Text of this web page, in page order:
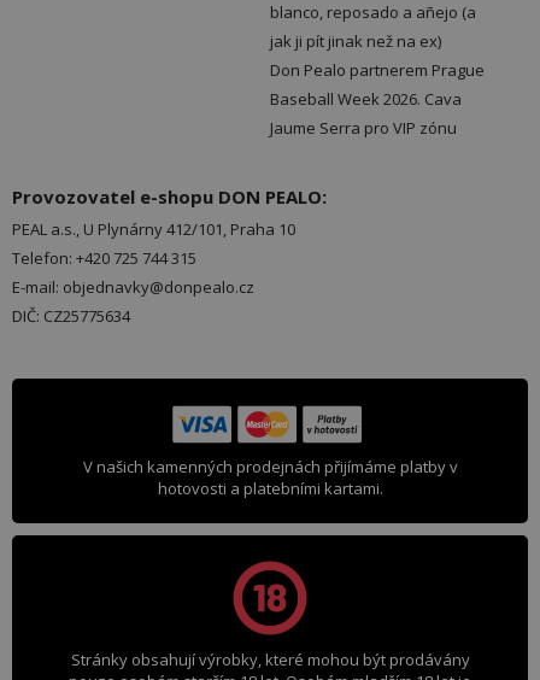
blanco, reposado a añejo (a
jak ji pít jinak než na ex)
Don Pealo partnerem Prague
Baseball Week 2026. Cava
Jaume Serra pro VIP zónu
Provozovatel e-shopu DON PEALO:
PEAL a.s., U Plynárny 412/101, Praha 10
Telefon: +420 725 744 315
E-mail: objednavky@donpealo.cz
DIČ: CZ25775634
V našich kamenných prodejnách přijímáme platby v
hotovosti a platebními kartami.
Stránky obsahují výrobky, které mohou být prodávány